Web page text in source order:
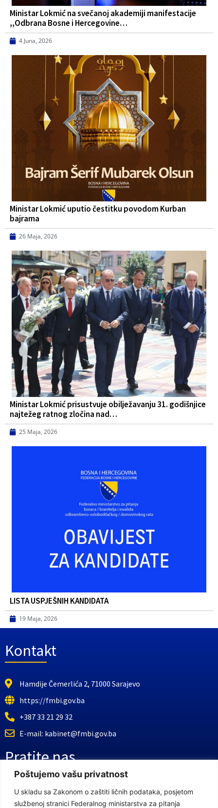
Poštujemo vašu privatnost
U skladu sa Zakonom o zaštiti ličnih podataka, posjetom
službenoj stranici Federalnog ministarstva za pitanja
Ministar Lokmić na svečanoj akademiji manifestacije
,,Odbrana Bosne i Hercegovine…
4 Juna, 2026
Ministar Lokmić uputio čestitku povodom Kurban
bajrama
26 Maja, 2026
Ministar Lokmić prisustvuje obilježavanju 31. godišnjice
najtežeg ratnog zločina nad…
25 Maja, 2026
LISTA USPJEŠNIH KANDIDATA
19 Maja, 2026
Kontakt
Hamdije Čemerlića 2, 71000 Sarajevo
https://fmbi.gov.ba
+387 33 21 29 32
E-mail: kabinet@fmbi.gov.ba
Pratite nas
Facebook Stranica